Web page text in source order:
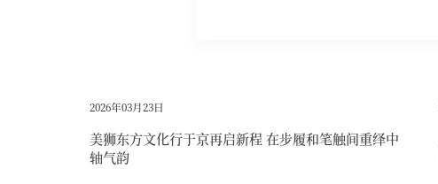
2026年03月23日
美狮东方文化行于京再启新程 在步履和笔触间重绎中
轴气韵